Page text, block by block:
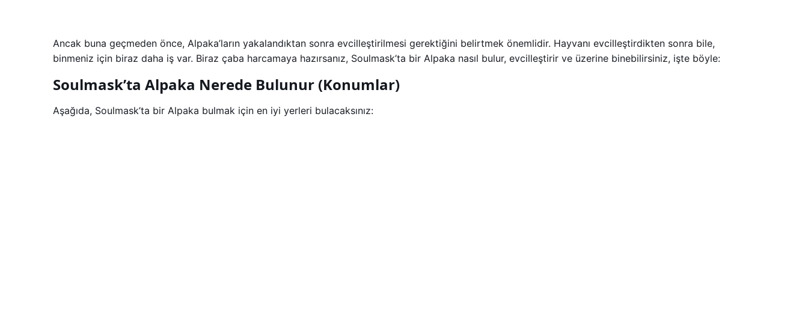
Ancak buna geçmeden önce, Alpaka’ların yakalandıktan sonra evcilleştirilmesi gerektiğini belirtmek önemlidir. Hayvanı evcilleştirdikten sonra bile,
binmeniz için biraz daha iş var. Biraz çaba harcamaya hazırsanız, Soulmask’ta bir Alpaka nasıl bulur, evcilleştirir ve üzerine binebilirsiniz, işte böyle:
Soulmask’ta Alpaka Nerede Bulunur (Konumlar)
Aşağıda, Soulmask’ta bir Alpaka bulmak için en iyi yerleri bulacaksınız: